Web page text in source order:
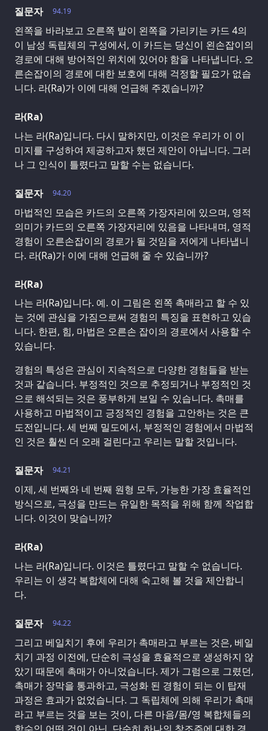
94.19
질문자
왼쪽을 바라보고 오른쪽 발이 왼쪽을 가리키는 카드 4의
이 남성 독립체의 구성에서, 이 카드는 당신이 왼손잡이의
경로에 대해 방어적인 위치에 있어야 함을 나타냅니다. 오
른손잡이의 경로에 대한 보호에 대해 걱정할 필요가 없습
니다. 라(Ra)가 이에 대해 언급해 주겠습니까?
라(Ra)
나는 라(Ra)입니다. 다시 말하지만, 이것은 우리가 이 이
미지를 구성하여 제공하고자 했던 제안이 아닙니다. 그러
나 그 인식이 틀렸다고 말할 수는 없습니다.
94.20
질문자
마법적인 모습은 카드의 오른쪽 가장자리에 있으며, 영적
의미가 카드의 오른쪽 가장자리에 있음을 나타내며, 영적
경험이 오른손잡이의 경로가 될 것임을 저에게 나타냅니
다. 라(Ra)가 이에 대해 언급해 줄 수 있습니까?
라(Ra)
나는 라(Ra)입니다. 예. 이 그림은 왼쪽 촉매라고 할 수 있
는 것에 관심을 가짐으로써 경험의 특징을 표현하고 있습
니다. 한편, 힘, 마법은 오른손 잡이의 경로에서 사용할 수
있습니다.
경험의 특성은 관심이 지속적으로 다양한 경험들을 받는
것과 같습니다. 부정적인 것으로 추정되거나 부정적인 것
으로 해석되는 것은 풍부하게 보일 수 있습니다. 촉매를
사용하고 마법적이고 긍정적인 경험을 고안하는 것은 큰
도전입니다. 세 번째 밀도에서, 부정적인 경험에서 마법적
인 것은 훨씬 더 오래 걸린다고 우리는 말할 것입니다.
94.21
질문자
이제, 세 번째와 네 번째 원형 모두, 가능한 가장 효율적인
방식으로, 극성을 만드는 유일한 목적을 위해 함께 작업합
니다. 이것이 맞습니까?
라(Ra)
나는 라(Ra)입니다. 이것은 틀렸다고 말할 수 없습니다.
우리는 이 생각 복합체에 대해 숙고해 볼 것을 제안합니
다.
94.22
질문자
그리고 베일치기 후에 우리가 촉매라고 부르는 것은, 베일
치기 과정 이전에, 단순히 극성을 효율적으로 생성하지 않
았기 때문에 촉매가 아니었습니다. 제가 그럼으로 그렸던,
촉매가 장막을 통과하고, 극성화 된 경험이 되는 이 탑재
과정은 효과가 없었습니다. 그 독립체에 의해 우리가 촉매
라고 부르는 것을 보는 것이, 다른 마음/몸/영 복합체들의